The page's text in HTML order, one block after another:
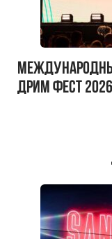
ДРИМ ФЕСТ 2026